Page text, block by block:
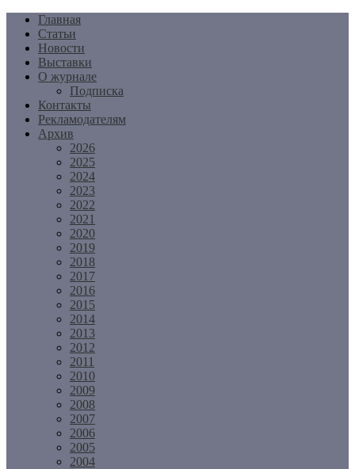
Перейти
содержимому
Главная
Статьи
Новости
Выставки
О журнале
Подписка
Контакты
Рекламодателям
Архив
2026
2025
2024
2023
2022
2021
2020
2019
2018
2017
2016
2015
2014
2013
2012
2011
2010
2009
2008
2007
2006
2005
2004